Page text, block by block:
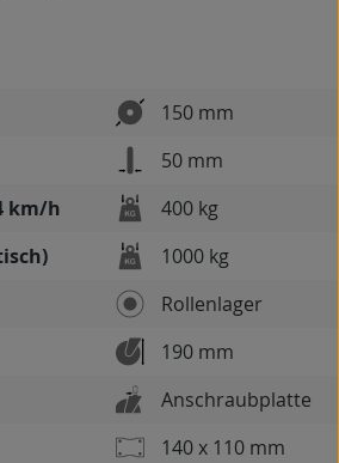
150 mm
50 mm
km/h
400 kg
1000 kg
Rollenlager
190 mm
Anschraubplatte
140 x 110 mm